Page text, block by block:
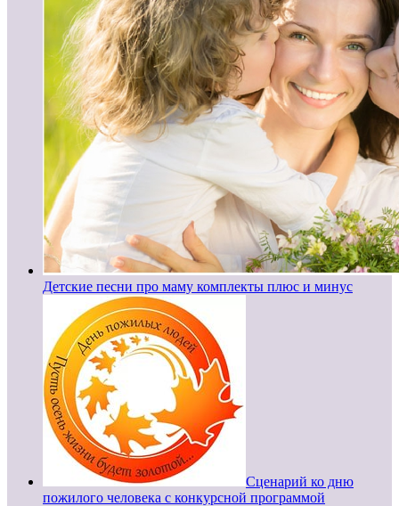
Детские песни про маму комплекты плюс и минус
Сценарий ко дню
пожилого человека с конкурсной программой